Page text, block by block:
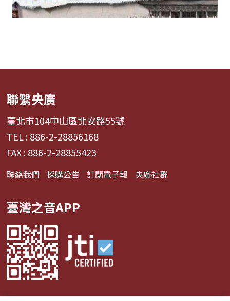
聯繫央廣
臺北市104中山區北安路55號
TEL : 886-2-28856168
FAX : 886-2-28855423
聯絡我們 採購公告 訂閱電子報 央廣社群
臺灣之音APP